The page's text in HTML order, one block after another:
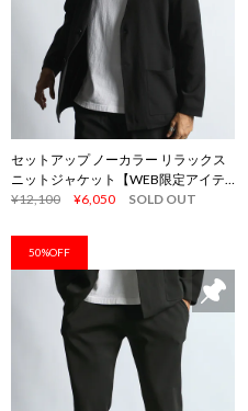
セットアップ ノーカラー リラックス
ニットジャケット【WEB限定アイテ
ム】
¥12,100 ¥6,050 SOLD OUT
50%OFF